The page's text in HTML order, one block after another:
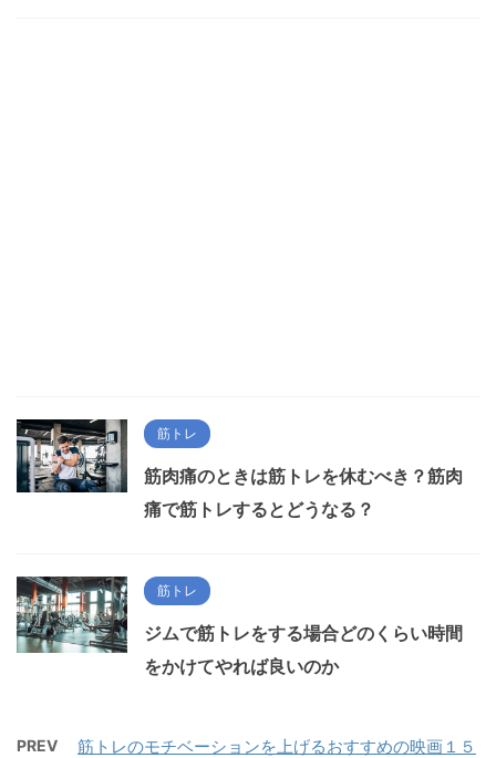
筋トレ
筋肉痛のときは筋トレを休むべき？筋肉
痛で筋トレするとどうなる？
筋トレ
ジムで筋トレをする場合どのくらい時間
をかけてやれば良いのか
PREV
筋トレのモチベーションを上げるおすすめの映画１５